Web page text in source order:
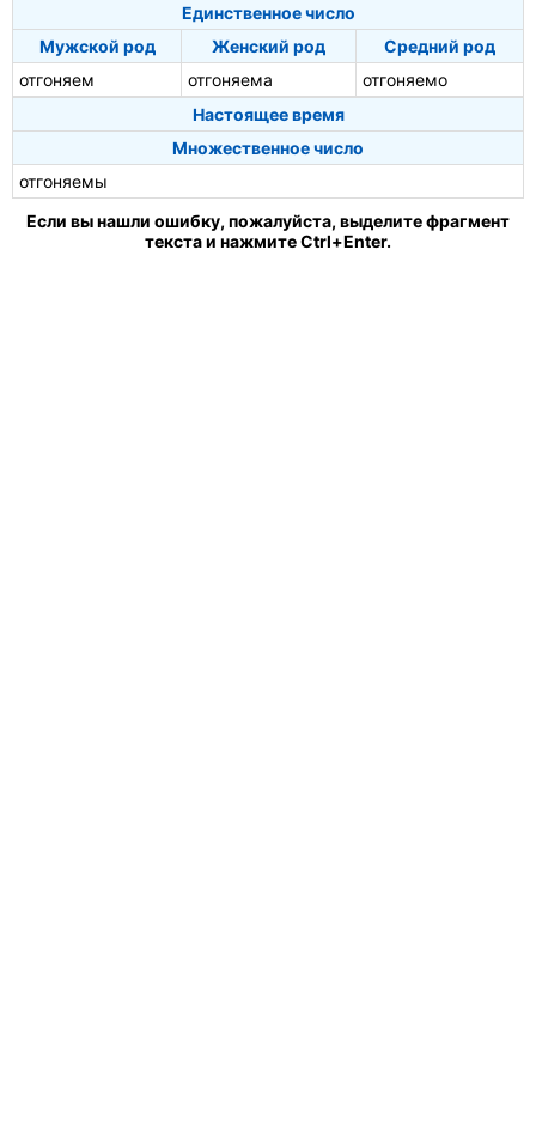
Единственное число
Мужской род
Женский род
Средний род
отгоняем
отгоняема
отгоняемо
Настоящее время
Множественное число
отгоняемы
Если вы нашли ошибку, пожалуйста, выделите фрагмент
текста и нажмите Ctrl+Enter.